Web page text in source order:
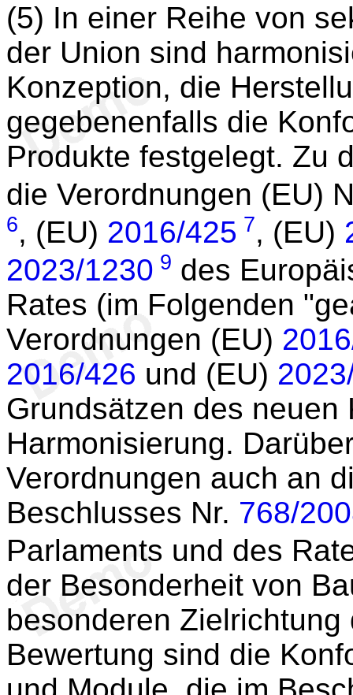
(5) In einer Reihe von
der Union sind
Konzeption, die
gegebenenfalls die
Produkte festgelegt. Zu
die Verordnungen (EU)
6, (EU) 2016/425 7, (EU)
2023/1230 9 des
Rates (im Folgenden
Verordnungen (EU)
2016/426 und (EU)
Grundsätzen des
Harmonisierung.
Verordnungen auch an
Beschlusses Nr. 768/
Parlaments und des
der Besonderheit von
besonderen
Bewertung sind die